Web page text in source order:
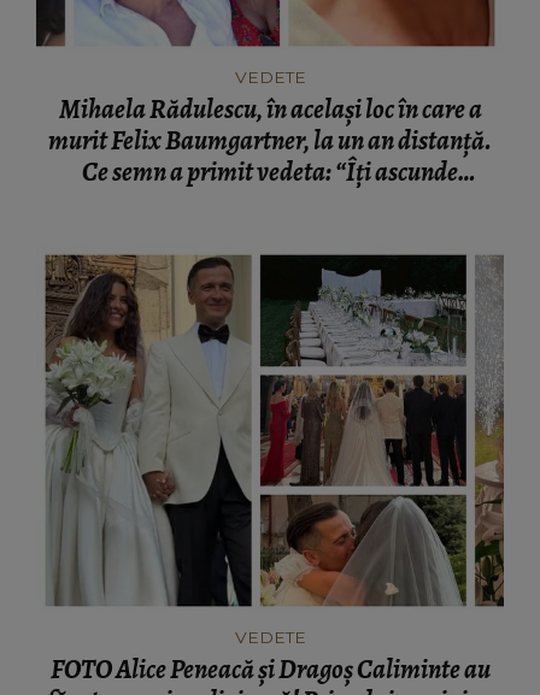
VEDETE
Mihaela Rădulescu, în același loc în care a
murit Felix Baumgartner, la un an distanță.
Ce semn a primit vedeta: “Îți ascunde
VEDETE
FOTO Alice Peneacă și Dragoș Caliminte au